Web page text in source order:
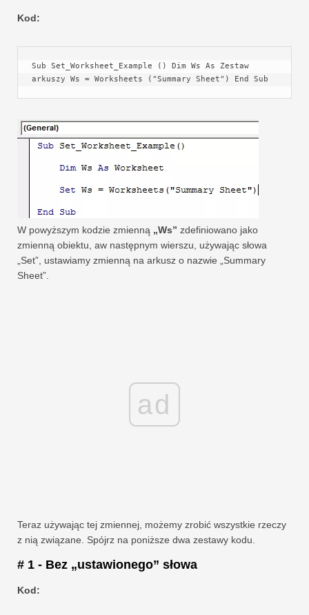
Kod:
Sub Set_Worksheet_Example () Dim Ws As Zestaw
arkuszy Ws = Worksheets ("Summary Sheet") End Sub
W powyższym kodzie zmienną „Ws” zdefiniowano jako
zmienną obiektu, aw następnym wierszu, używając słowa
„Set”, ustawiamy zmienną na arkusz o nazwie „Summary
Sheet”.
ad
Teraz używając tej zmiennej, możemy zrobić wszystkie rzeczy
z nią związane. Spójrz na poniższe dwa zestawy kodu.
# 1 - Bez „ustawionego” słowa
Kod: